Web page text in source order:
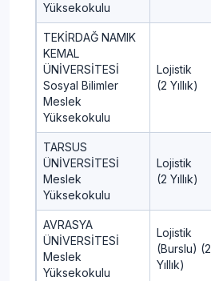
Yüksekokulu
TEKİRDAĞ NAMIK
KEMAL
ÜNİVERSİTESİ
Sosyal Bilimler
Meslek
Yüksekokulu
Lojistik
(2 Yıllık)
TARSUS
ÜNİVERSİTESİ
Meslek
Yüksekokulu
Lojistik
(2 Yıllık)
AVRASYA
ÜNİVERSİTESİ
Meslek
Yüksekokulu
Lojistik
(Burslu) (2
Yıllık)